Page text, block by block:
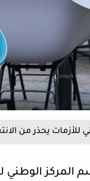
يحذر من الانتشار السريع
المركز الوطني